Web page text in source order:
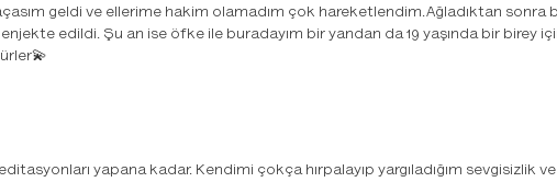
geldi ve ellerime hakim olamadım çok hareketlendim.Ağladıktan
edildi. Şu an ise öfke ile buradayım bir yandan da 19 yaşında bir birey
yapana kadar. Kendimi çokça hırpalayıp yargıladığım